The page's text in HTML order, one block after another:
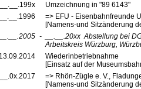
__.__.199x
Umzeichnung in "89 6143"
__.__.1996
=> EFU - Eisenbahnfreunde
[Namens-und Sitzänderung
__.__.2005 - __.__.20xx Abstellung bei
Arbeitskreis Würzburg,
13.09.2014
Wiederinbetriebnahme
[Einsatz auf der
__.0x.2017
=> Rhön-Zügle e. V.,
[Namens-und Sitzänderung